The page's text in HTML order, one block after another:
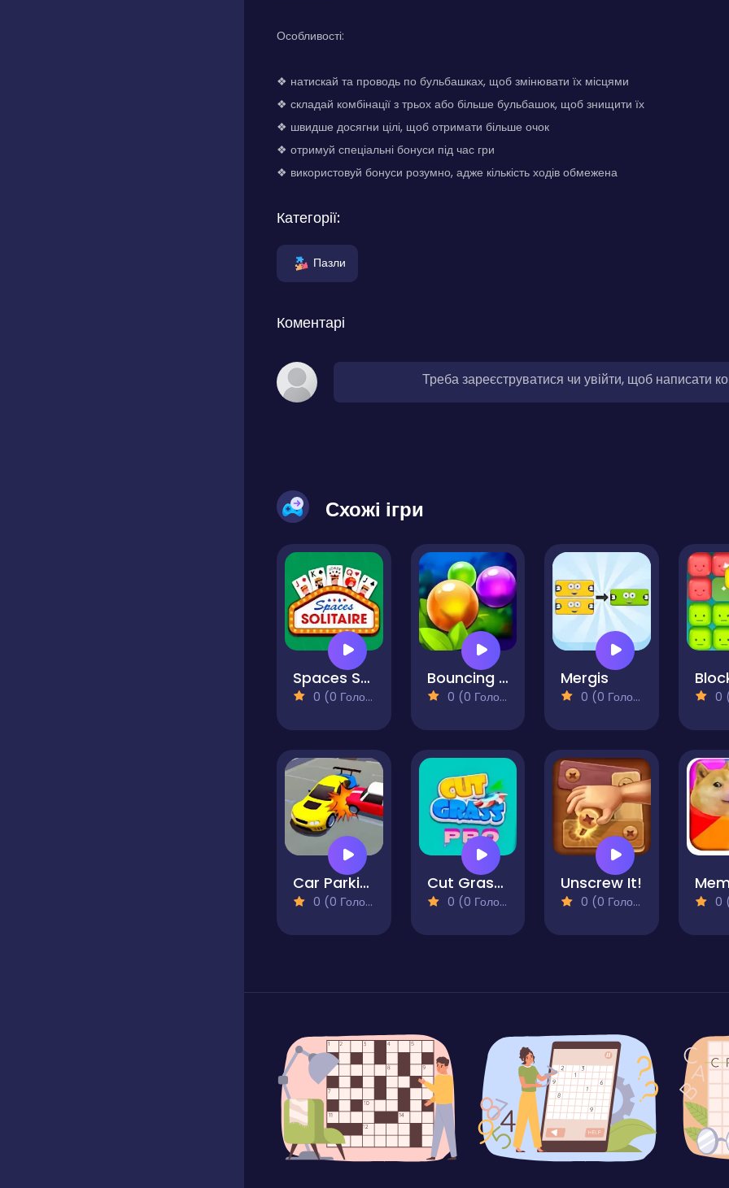
Особливості:
❖ натискай та проводь по бульбашках, щоб змінювати їх місцями
❖ складай комбінації з трьох або більше бульбашок, щоб знищити їх
❖ швидше досягни цілі, щоб отримати більше очок
❖ отримуй спеціальні бонуси під час гри
❖ використовуй бонуси розумно, адже кількість ходів обмежена
Категорії:
Пазли
Коментарі
Треба зареєструватися чи увійти, щоб написати
Схожі ігри
Spaces Solitaire
0 (0 Голосів)
Bouncing Ball Game
0 (0 Голосів)
Mergis
0 (0 Голосів) 0
Car Parking 3D Merge Puzzle
0 (0 Голосів)
Cut Grass Pro
0 (0 Голосів)
Unscrew It!
0 (0 Голосів) 0